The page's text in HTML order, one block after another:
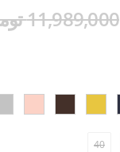
11,989,000 تومان
40